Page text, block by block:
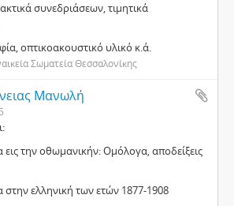
συνεδριάσεων, τιμητικά
οπτικοακουστικό υλικό κ.ά.
Σωματεία Θεσσαλονίκης
Μανωλή
την οθωμανικήν: Ομόλογα, αποδείξεις
ελληνική των ετών 1877-1908